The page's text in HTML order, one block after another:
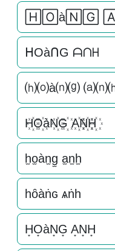
🄷🄾à🄽🄶
ᕼOàᑎG ᗩᑎᕼ
⒣⒪à⒩⒢
H꙰O꙰àN꙰G꙰ A꙰N꙰H꙰
h̫o̫àn̫g̫ a̫n̫h̫
һȏàṅɢ ѧṅһ
H͙O͙àN͙G͙ A͙N͙H͙